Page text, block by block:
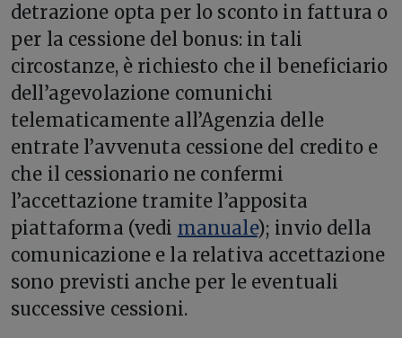
detrazione opta per lo sconto in fattura o
per la cessione del bonus: in tali
circostanze, è richiesto che il beneficiario
dell’agevolazione comunichi
telematicamente all’Agenzia delle
entrate l’avvenuta cessione del credito e
che il cessionario ne confermi
l’accettazione tramite l’apposita
piattaforma (vedi manuale); invio della
comunicazione e la relativa accettazione
sono previsti anche per le eventuali
successive cessioni.